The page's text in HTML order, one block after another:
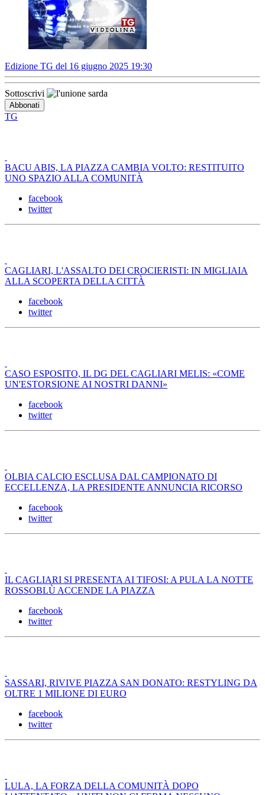
Edizione TG del 16 giugno 2025 19:30
Sottoscrivi
TG
BACU ABIS, LA PIAZZA CAMBIA VOLTO: RESTITUITO
UNO SPAZIO ALLA COMUNITÀ
facebook
twitter
CAGLIARI, L'ASSALTO DEI CROCIERISTI: IN MIGLIAIA
ALLA SCOPERTA DELLA CITTÀ
facebook
twitter
CASO ESPOSITO, IL DG DEL CAGLIARI MELIS: «COME
UN'ESTORSIONE AI NOSTRI DANNI»
facebook
twitter
OLBIA CALCIO ESCLUSA DAL CAMPIONATO DI
ECCELLENZA, LA PRESIDENTE ANNUNCIA RICORSO
facebook
twitter
IL CAGLIARI SI PRESENTA AI TIFOSI: A PULA LA NOTTE
ROSSOBLÙ ACCENDE LA PIAZZA
facebook
twitter
SASSARI, RIVIVE PIAZZA SAN DONATO: RESTYLING DA
OLTRE 1 MILIONE DI EURO
facebook
twitter
LULA, LA FORZA DELLA COMUNITÀ DOPO